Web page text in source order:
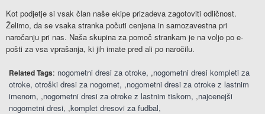
Kot podjetje si vsak član naše ekipe prizadeva zagotoviti odličnost.
Želimo, da se vsaka stranka počuti cenjena in samozavestna pri
naročanju pri nas. Naša skupina za pomoč strankam je na voljo po e-
pošti za vsa vprašanja, ki jih imate pred ali po naročilu.
Related Tags: nogometni dresi za otroke ,nogometni dresi kompleti za
otroke otroški dresi za nogomet ,nogometni dresi za otroke z lastnim
imenom ,nogometni dresi za otroke z lastnim tiskom ,najcenejši
nogometni dresi ,komplet dresovi za fudbal